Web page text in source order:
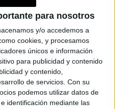
para nosotros
y/o accedemos a
cookies, y procesamos
únicos e información
para publicidad y contenido
y contenido,
de servicios. Con su
podemos utilizar datos de
identificación mediante las
Parabrisas
Break BATimes
los derechos reservados
Nro. 5346433